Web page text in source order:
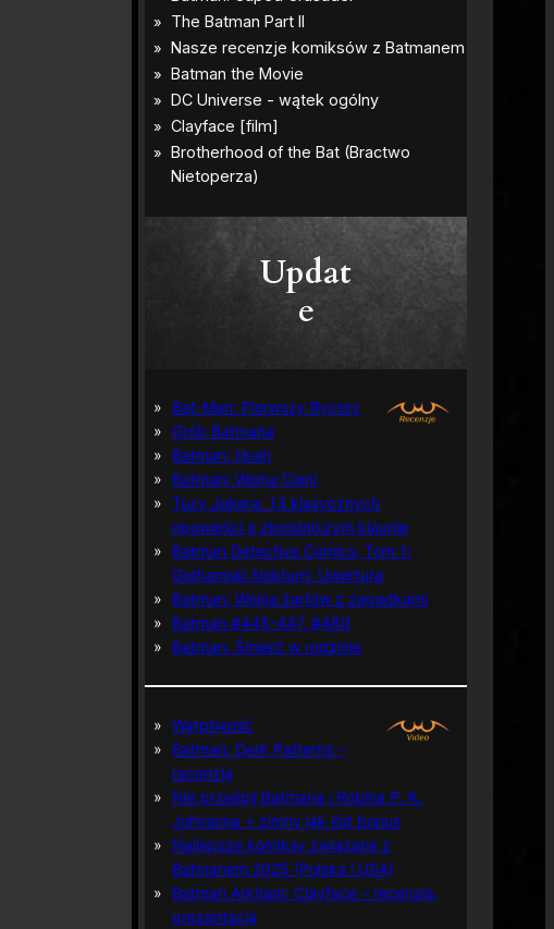
Updat
e
Bat-Man: Pierwszy Rycerz
Grób Batmana
Batman: Hush
Batman: Wojna Cieni
Tuzy Jokera: 13 klasycznych
opowieści o zbrodniczym klaunie
Batman Detective Comics, Tom 1:
Gothamski Nokturn: Uwertura
Batman: Wojna żartów z zagadkami
Batman #445-447, #480
Batman: Śmierć w rodzinie
Wątpliwość
Batman: Dark Patterns –
recenzja
Nie prześpij Batmana i Robina P. K.
Johnsona + zimny jak lód bonus
Najlepsze komiksy związane z
Batmanem 2025 (Polska i USA)
Batman Arkham: Clayface – recenzja,
prezentacja